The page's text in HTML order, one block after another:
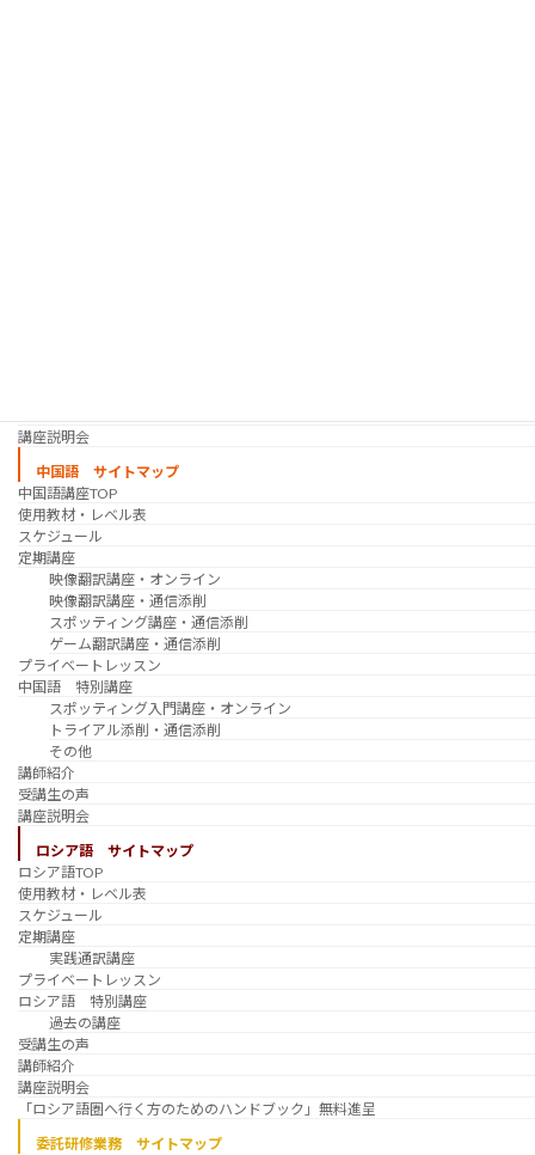
講座説明会
中国語 サイトマップ
中国語講座TOP
使用教材・レベル表
スケジュール
定期講座
映像翻訳講座・オンライン
映像翻訳講座・通信添削
スポッティング講座・通信添削
ゲーム翻訳講座・通信添削
プライベートレッスン
中国語 特別講座
スポッティング入門講座・オンライン
トライアル添削・通信添削
その他
講師紹介
受講生の声
講座説明会
ロシア語 サイトマップ
ロシア語TOP
使用教材・レベル表
スケジュール
定期講座
実践通訳講座
プライベートレッスン
ロシア語 特別講座
過去の講座
受講生の声
講師紹介
講座説明会
「ロシア語圏へ行く方のためのハンドブック」無料進呈
委託研修業務 サイトマップ